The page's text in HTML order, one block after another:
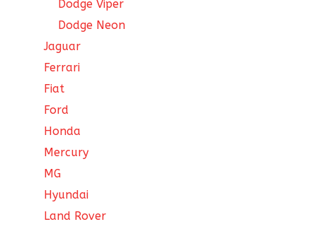
Dodge Viper
Dodge Neon
Jaguar
Ferrari
Fiat
Ford
Honda
Mercury
MG
Hyundai
Land Rover